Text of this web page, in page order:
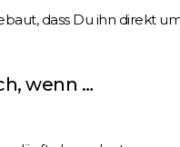
dass Du ihn direkt
wenn …